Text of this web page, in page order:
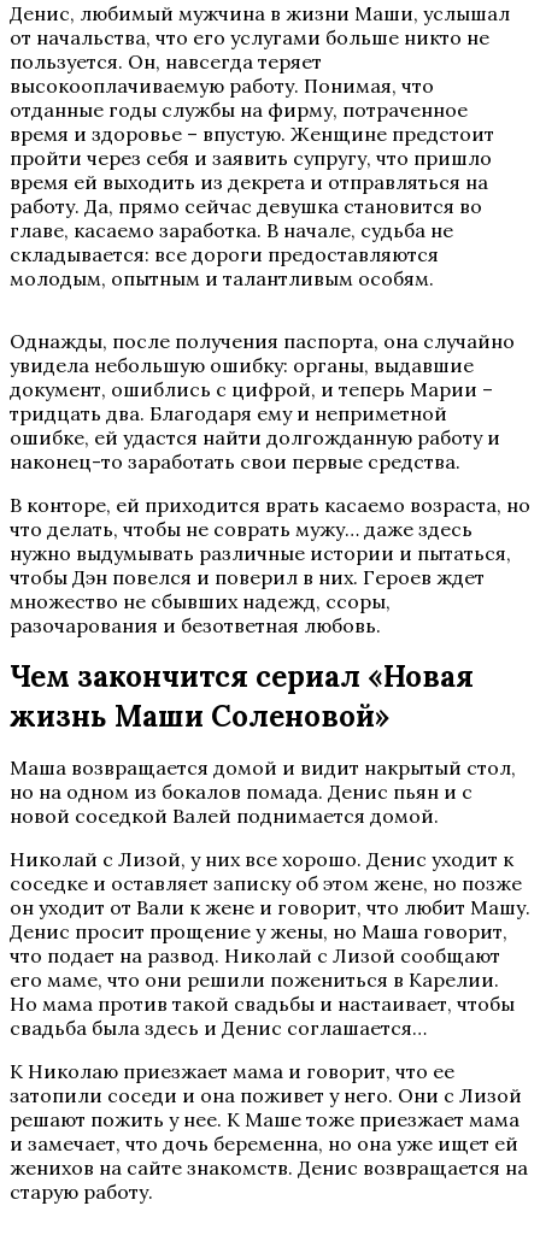
Денис, любимый мужчина в жизни Маши, услышал
от начальства, что его услугами больше никто не
пользуется. Он, навсегда теряет
высокооплачиваемую работу. Понимая, что
отданные годы службы на фирму, потраченное
время и здоровье – впустую. Женщине предстоит
пройти через себя и заявить супругу, что пришло
время ей выходить из декрета и отправляться на
работу. Да, прямо сейчас девушка становится во
главе, касаемо заработка. В начале, судьба не
складывается: все дороги предоставляются
молодым, опытным и талантливым особям.
Однажды, после получения паспорта, она случайно
увидела небольшую ошибку: органы, выдавшие
документ, ошиблись с цифрой, и теперь Марии –
тридцать два. Благодаря ему и неприметной
ошибке, ей удастся найти долгожданную работу и
наконец-то заработать свои первые средства.
В конторе, ей приходится врать касаемо возраста, но
что делать, чтобы не соврать мужу… даже здесь
нужно выдумывать различные истории и пытаться,
чтобы Дэн повелся и поверил в них. Героев ждет
множество не сбывших надежд, ссоры,
разочарования и безответная любовь.
Чем закончится сериал «Новая
жизнь Маши Соленовой»
Маша возвращается домой и видит накрытый стол,
но на одном из бокалов помада. Денис пьян и с
новой соседкой Валей поднимается домой.
Николай с Лизой, у них все хорошо. Денис уходит к
соседке и оставляет записку об этом жене, но позже
он уходит от Вали к жене и говорит, что любит Машу.
Денис просит прощение у жены, но Маша говорит,
что подает на развод. Николай с Лизой сообщают
его маме, что они решили пожениться в Карелии.
Но мама против такой свадьбы и настаивает, чтобы
свадьба была здесь и Денис соглашается…
К Николаю приезжает мама и говорит, что ее
затопили соседи и она поживет у него. Они с Лизой
решают пожить у нее. К Маше тоже приезжает мама
и замечает, что дочь беременна, но она уже ищет ей
женихов на сайте знакомств. Денис возвращается на
старую работу.